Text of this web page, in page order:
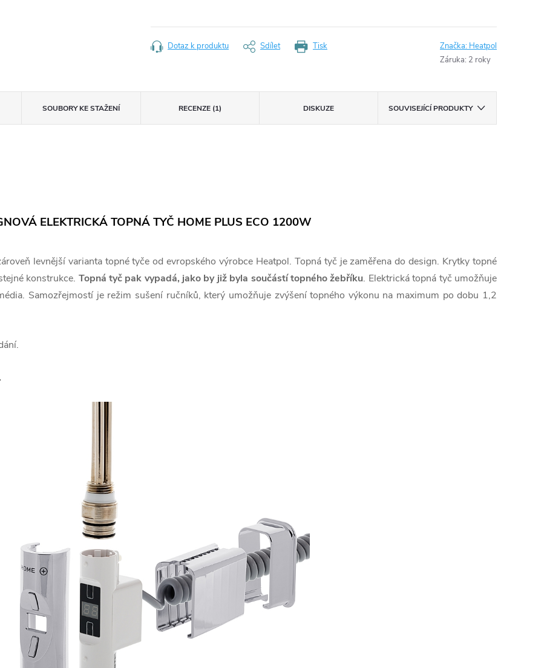
Tisk
Dotaz k produktu Sdílet Značka: Heatpol
Záruka: 2 roky
SOUBORY KE STAŽENÍ RECENZE (1) DISKUZE SOUVISEJÍCÍ PRODUKTY
ELEKTRICKÁ TOPNÁ TYČ HOME PLUS ECO 1200W
levnější varianta topné tyče od evropského výrobce Heatpol. Topná tyč je zaměřena do design. Krytky topné
konstrukce. Topná tyč pak vypadá, jako by již byla součástí topného žebříku. Elektrická topná tyč umožňuje
Samozřejmostí je režim sušení ručníků, který umožňuje zvýšení topného výkonu na maximum po dobu 1,2